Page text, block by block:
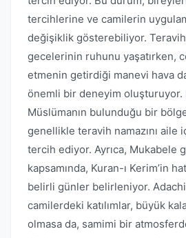
tercihlerine ve camilerin
değişiklik gösterebiliyor. Teravih
gecelerinin ruhunu yaşatırken,
etmenin getirdiği manevi hava
önemli bir deneyim oluşturuyor.
Müslümanın bulunduğu bir
genellikle teravih namazını aile
tercih ediyor. Ayrıca, Mukabele
kapsamında, Kuran-ı Kerim’in
belirli günler belirleniyor.
camilerdeki katılımlar, büyük
olmasa da, samimi bir